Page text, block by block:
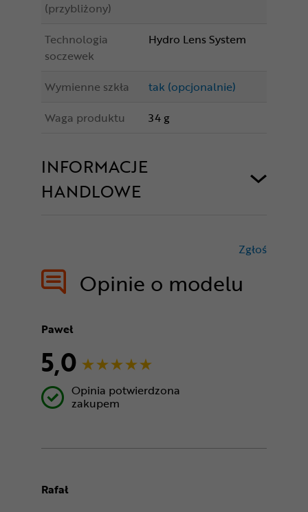
(przybliżony)
Technologia
soczewek
Hydro Lens System
Wymienne szkła
tak (opcjonalnie)
Waga produktu
34 g
INFORMACJE
HANDLOWE
Opinie o modelu
Zgłoś
Paweł
5,0
Opinia potwierdzona
zakupem
Rafał